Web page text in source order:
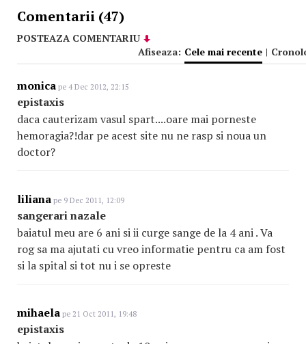
Comentarii (47)
POSTEAZA COMENTARIU
Afiseaza: Cele mai recente |
monica pe 4 Dec 2012, 22:15
epistaxis
daca cauterizam vasul spart....oare mai porneste
hemoragia?!dar pe acest site nu ne rasp si noua un
doctor?
liliana pe 9 Dec 2011, 12:09
sangerari nazale
baiatul meu are 6 ani si ii curge sange de la 4 ani . Va
rog sa ma ajutati cu vreo informatie pentru ca am fost
si la spital si tot nu i se opreste
mihaela pe 21 Oct 2011, 19:48
epistaxis